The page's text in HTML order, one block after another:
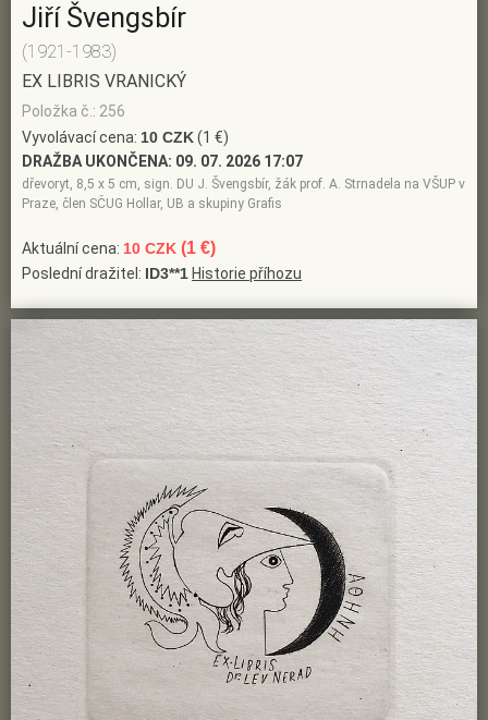
Jiří Švengsbír
(1921-1983)
EX LIBRIS VRANICKÝ
Položka č.: 256
Vyvolávací cena: 10 CZK(1 €)
DRAŽBA UKONČENA: 09. 07. 2026 17:07
dřevoryt, 8,5 x 5 cm, sign. DU J. Švengsbír, žák prof. A. Strnadela na VŠUP v
Praze, člen SČUG Hollar, UB a skupiny Grafis
Aktuální cena: 10 CZK (1 €)
Poslední dražitel: ID3**1 Historie příhozu